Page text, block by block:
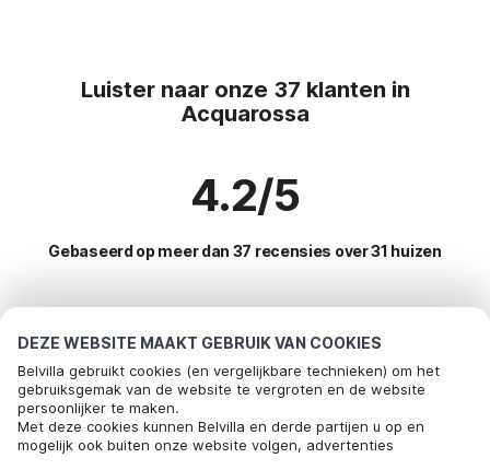
DEZE WEBSITE MAAKT GEBRUIK VAN COOKIES
Belvilla gebruikt cookies (en vergelijkbare technieken) om het
gebruiksgemak van de website te vergroten en de website
persoonlijker te maken.
Met deze cookies kunnen Belvilla en derde partijen u op en
mogelijk ook buiten onze website volgen, advertenties
Luister naar onze 37 klanten in
Acquarossa
4.2/5
Gebaseerd op meer dan 37 recensies over 31 huizen
Meest populaire bestemmingen voor
vakantie
Top steden met top voorzieningen voor vakantie
Vakantiehuis in skigebied samnaun-compatsch
Populaire voorzieningen voor vakantie in Acquarossa